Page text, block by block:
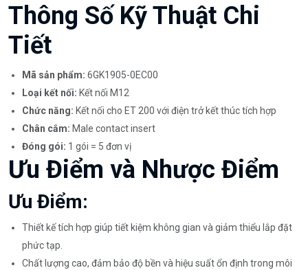
Thông Số Kỹ Thuật Chi
Tiết
Mã sản phẩm: 6GK1905-0EC00
Loại kết nối: Kết nối M12
Chức năng: Kết nối cho ET 200 với điện trở kết thúc tích hợp
Chân cắm: Male contact insert
Đóng gói: 1 gói = 5 đơn vị
Ưu Điểm và Nhược Điểm
Ưu Điểm:
Thiết kế tích hợp giúp tiết kiệm không gian và giảm thiểu lắp đặt
phức tạp.
Chất lượng cao, đảm bảo độ bền và hiệu suất ổn định trong môi